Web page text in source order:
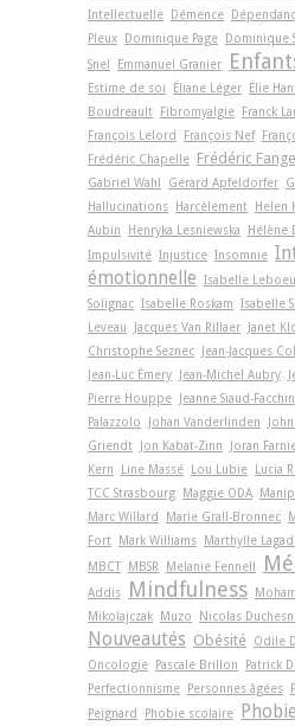
Intellectuelle
Démence
Pleux
Dominique Page Dominique
Snel
Emmanuel Granier
Estime de soi
Éliane Léger Élie
Boudreault
Fibromyalgie Franck
François Lelord
François Nef
Frédéric Chapelle Frédéric
Gabriel Wahl
Gérard Apfeldorfer
Hallucinations
Harcèlement Helen
Aubin
Henryka Lesniewska Hélène
Impulsivité Injustice Insomnie
émotionnelle Isabelle
Solignac Isabelle Roskam Isabelle
Leveau
Jacques Van Rillaer Janet
Christophe Seznec
Jean-Jacques
Jean-Luc Émery
Jean-Michel Aubry
Pierre Houppe
Jeanne Siaud-Facchin
Palazzolo
Johan Vanderlinden
Griendt
Jon Kabat-Zinn Joran
Kern
Line Massé Lou Lubie Lucia
TCC Strasbourg
Maggie ODA
Marc Willard
Marie Grall-Bronnec
Fort
Mark Williams Marthylle
MBCT
MBSR Melanie Fennell
Addis
Mindfulness
Mikolajczak
Muzo Nicolas
Nouveautés Obésité Odile
Oncologie
Pascale Brillon Patrick
Perfectionnisme
Personnes âgées
Peignard
Phobie scolaire